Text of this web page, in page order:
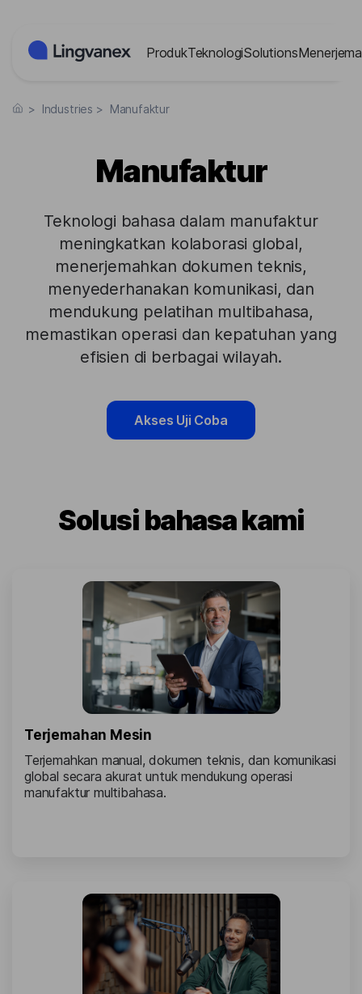
ProdukTeknologiSolutions
> Industries > Manufaktur
Manufaktur
Teknologi bahasa dalam manufaktur
meningkatkan kolaborasi global,
menerjemahkan dokumen teknis,
menyederhanakan komunikasi, dan
mendukung pelatihan multibahasa,
memastikan operasi dan kepatuhan yang
efisien di berbagai wilayah.
Akses Uji Coba
Solusi bahasa kami
Terjemahan Mesin
Terjemahkan manual, dokumen teknis, dan komunikasi
global secara akurat untuk mendukung operasi
manufaktur multibahasa.